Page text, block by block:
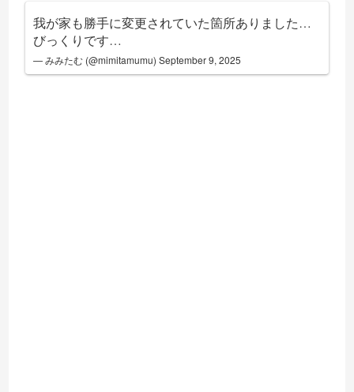
我が家も勝手に変更されていた箇所ありました…
びっくりです…
— みみたむ (@mimitamumu)September 9, 2025